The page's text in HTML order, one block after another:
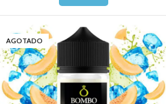
AGOTADO